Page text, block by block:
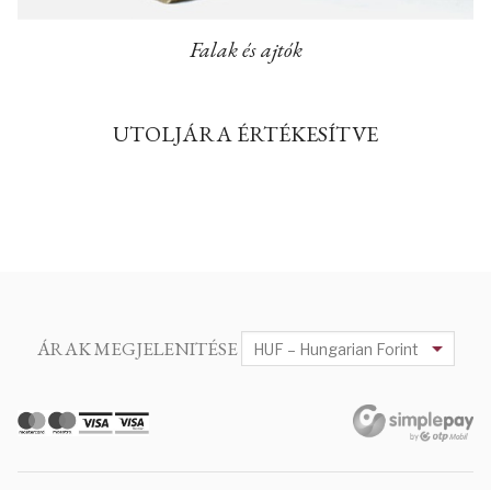
Falak és ajtók
UTOLJÁRA ÉRTÉKESÍTVE
ÁRAK MEGJELENITÉSE